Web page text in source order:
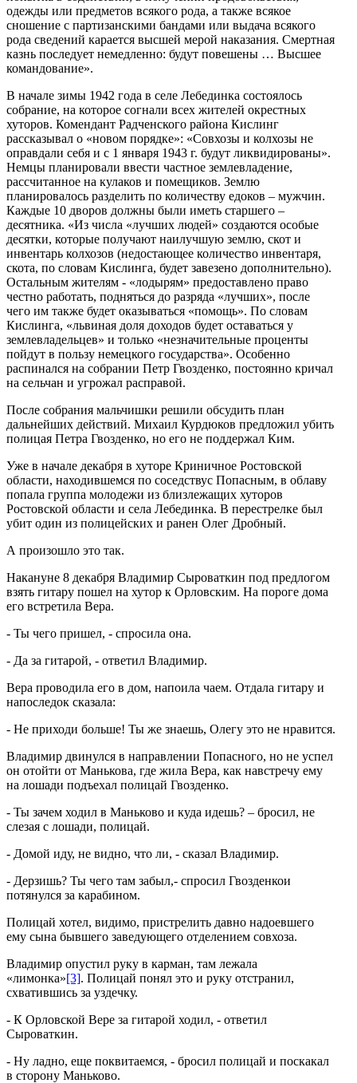
одежды или предметов всякого рода, а также всякое
сношение с партизанскими бандами или выдача всякого
рода сведений карается высшей мерой наказания. Смертная
казнь последует немедленно: будут повешены … Высшее
командование».
В начале зимы 1942 года в селе Лебединка состоялось
собрание, на которое согнали всех жителей окрестных
хуторов. Комендант Радченского района Кислинг
рассказывал о «новом порядке»: «Совхозы и колхозы не
оправдали себя и с 1 января 1943 г. будут ликвидированы».
Немцы планировали ввести частное землевладение,
рассчитанное на кулаков и помещиков. Землю
планировалось разделить по количеству едоков – мужчин.
Каждые 10 дворов должны были иметь старшего –
десятника. «Из числа «лучших людей» создаются особые
десятки, которые получают наилучшую землю, скот и
инвентарь колхозов (недостающее количество инвентаря,
скота, по словам Кислинга, будет завезено дополнительно).
Остальным жителям - «лодырям» предоставлено право
честно работать, подняться до разряда «лучших», после
чего им также будет оказываться «помощь». По словам
Кислинга, «львиная доля доходов будет оставаться у
землевладельцев» и только «незначительные проценты
пойдут в пользу немецкого государства». Особенно
распинался на собрании Петр Гвозденко, постоянно кричал
на сельчан и угрожал расправой.
После собрания мальчишки решили обсудить план
дальнейших действий. Михаил Курдюков предложил убить
полицая Петра Гвозденко, но его не поддержал Ким.
Уже в начале декабря в хуторе Криничное Ростовской
области, находившемся по соседствус Попасным, в облаву
попала группа молодежи из близлежащих хуторов
Ростовской области и села Лебединка. В перестрелке был
убит один из полицейских и ранен Олег Дробный.
А произошло это так.
Накануне 8 декабря Владимир Сыроваткин под предлогом
взять гитару пошел на хутор к Орловским. На пороге дома
его встретила Вера.
- Ты чего пришел, - спросила она.
- Да за гитарой, - ответил Владимир.
Вера проводила его в дом, напоила чаем. Отдала гитару и
напоследок сказала:
- Не приходи больше! Ты же знаешь, Олегу это не нравится.
Владимир двинулся в направлении Попасного, но не успел
он отойти от Манькова, где жила Вера, как навстречу ему
на лошади подъехал полицай Гвозденко.
- Ты зачем ходил в Маньково и куда идешь? – бросил, не
слезая с лошади, полицай.
- Домой иду, не видно, что ли, - сказал Владимир.
- Дерзишь? Ты чего там забыл,- спросил Гвозденкои
потянулся за карабином.
Полицай хотел, видимо, пристрелить давно надоевшего
ему сына бывшего заведующего отделением совхоза.
Владимир опустил руку в карман, там лежала
«лимонка»[3]. Полицай понял это и руку отстранил,
схватившись за уздечку.
- К Орловской Вере за гитарой ходил, - ответил
Сыроваткин.
- Ну ладно, еще поквитаемся, - бросил полицай и поскакал
в сторону Маньково.